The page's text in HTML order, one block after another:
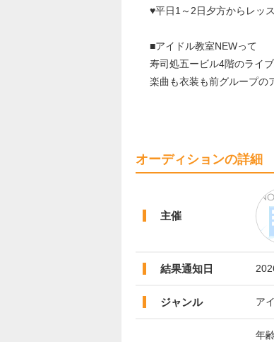
♥平日1～2日夕方からレッ
■アイドル教室NEWって
寿司処五ービル4階のライ
楽曲も衣装も前グループの
オーディションの詳細
主催
結果通知日
ジャンル ア
年